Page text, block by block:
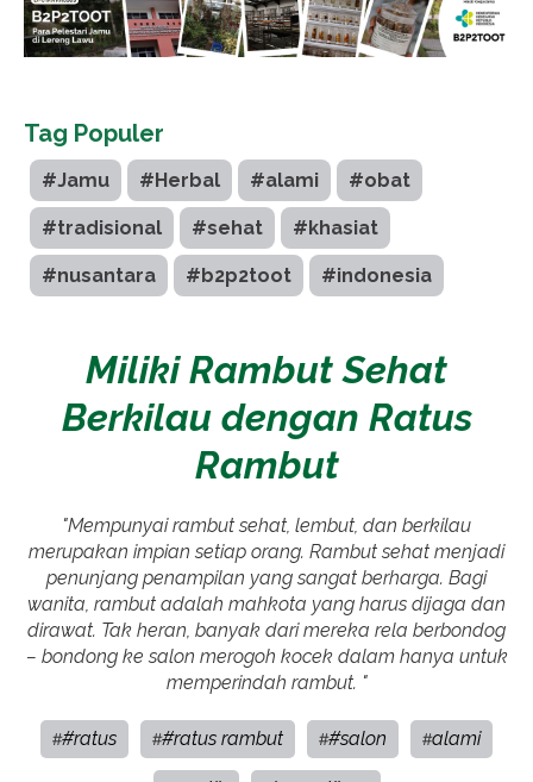
Tag Populer
#Jamu #Herbal #alami #obat
#tradisional #sehat #khasiat
#nusantara #b2p2toot #indonesia
Miliki Rambut Sehat
Berkilau dengan Ratus
Rambut
"Mempunyai rambut sehat, lembut, dan berkilau
merupakan impian setiap orang. Rambut sehat menjadi
penunjang penampilan yang sangat berharga. Bagi
wanita, rambut adalah mahkota yang harus dijaga dan
dirawat. Tak heran, banyak dari mereka rela berbondog
– bondong ke salon merogoh kocek dalam hanya untuk
memperindah rambut. "
##ratus ##ratus rambut ##salon #alami